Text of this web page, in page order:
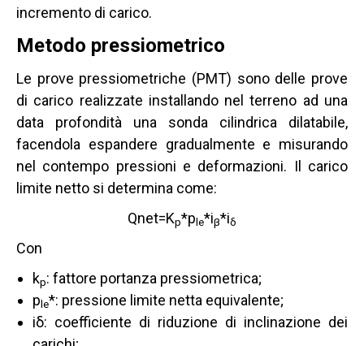
incremento di carico.
Metodo pressiometrico
Le prove pressiometriche (PMT) sono delle prove
di carico realizzate installando nel terreno ad una
data profondità una sonda cilindrica dilatabile,
facendola espandere gradualmente e misurando
nel contempo pressioni e deformazioni. Il carico
limite netto si determina come:
Qnet=Kp*ple*iβ*iδ
Con
kp: fattore portanza pressiometrica;
ple*: pressione limite netta equivalente;
iδ: coefficiente di riduzione di inclinazione dei